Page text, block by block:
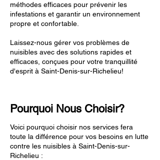
méthodes efficaces pour prévenir les
infestations et garantir un environnement
propre et confortable.
Laissez-nous gérer vos problèmes de
nuisibles avec des solutions rapides et
efficaces, conçues pour votre tranquillité
d'esprit à Saint-Denis-sur-Richelieu!
Pourquoi Nous Choisir?
Voici pourquoi choisir nos services fera
toute la différence pour vos besoins en lutte
contre les nuisibles à Saint-Denis-sur-
Richelieu :